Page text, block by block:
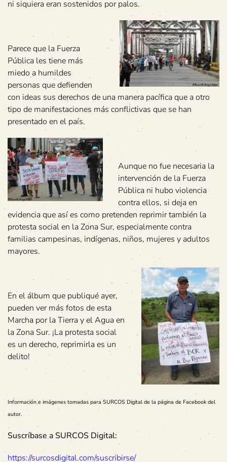
ni siquiera eran sostenidos por palos.
Parece que la Fuerza
Pública les tiene más
miedo a humildes
personas que defienden
con ideas sus derechos de una manera pacífica que a otro
tipo de manifestaciones más conflictivas que se han
presentado en el país.
Aunque no fue necesaria la
intervención de la Fuerza
Pública ni hubo violencia
contra ellos, si deja en
evidencia que así es como pretenden reprimir también la
protesta social en la Zona Sur, especialmente contra
familias campesinas, indígenas, niños, mujeres y adultos
mayores.
En el álbum que publiqué ayer,
pueden ver más fotos de esta
Marcha por la Tierra y el Agua en
la Zona Sur. ¡La protesta social
es un derecho, reprimirla es un
delito!
Información e imágenes tomadas para SURCOS Digital de la página de Facebook del
autor.
Suscríbase a SURCOS Digital:
https://surcosdigital.com/suscribirse/